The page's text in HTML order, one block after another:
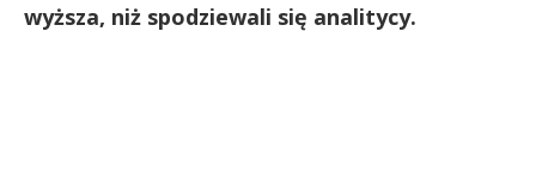
wyższa, niż spodziewali się analitycy.